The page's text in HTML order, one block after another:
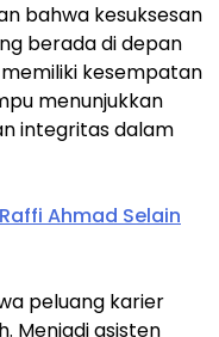
bahwa kesuksesan
berada di depan
kesempatan
menunjukkan
integritas dalam
Ahmad Selain
peluang karier
Menjadi asisten